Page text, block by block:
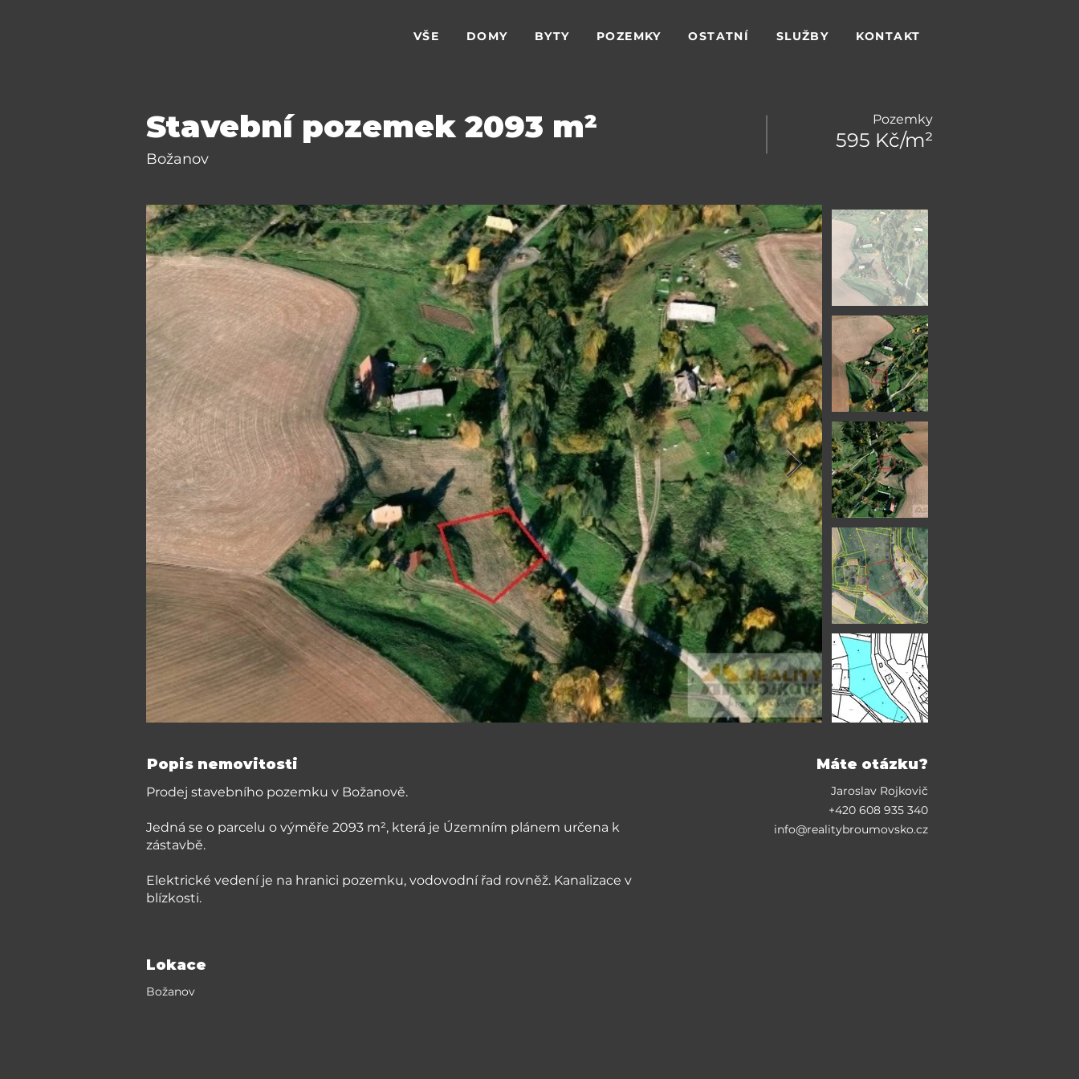
VŠE DOMY BYTY POZEMKY OSTATNÍ SLUŽBY KONTAKT
Stavební pozemek 2093 m²
Božanov
Pozemky
595 Kč/m²
Popis nemovitosti
Prodej stavebního pozemku v Božanově.
Jedná se o parcelu o výměře 2093 m², která je Územním plánem určena k
zástavbě.
Elektrické vedení je na hranici pozemku, vodovodní řad rovněž. Kanalizace v
blízkosti.
Máte otázku?
Jaroslav Rojkovič
+420 608 935 340
info@realitybroumovsko.cz
Lokace
Božanov